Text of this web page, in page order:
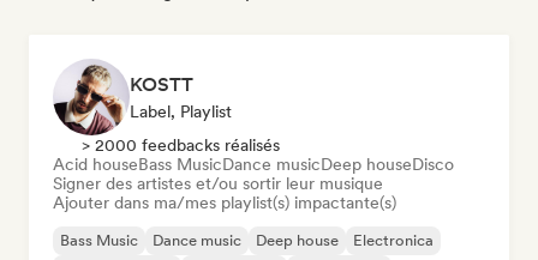
KOSTT
Label, Playlist
> 2000 feedbacks réalisés
Acid houseBass MusicDance musicDeep houseDisco
Signer des artistes et/ou sortir leur musique
Ajouter dans ma/mes playlist(s) impactante(s)
Bass Music Dance music Deep house
Electronica